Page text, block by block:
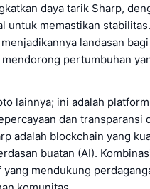
daya tarik Sharp,
untuk memastikan
landasan
pertumbuhan
lainnya; ini adalah
dan transparansi
adalah blockchain yang
buatan (AI).
mendukung